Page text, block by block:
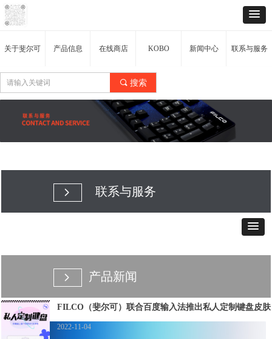
끠 搜索
关于斐尔可 产品信息 在线商店 KOBO 新闻中心 联系与服务
넲 联系与服务
产品新闻
넲
FILCO（斐尔可）联合百度输入法推出私人定制键盘皮肤
2022-11-04